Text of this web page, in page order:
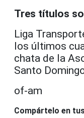
Tres títulos
Liga
los últimos
chata de la
Santo
of-am
Compártelo en